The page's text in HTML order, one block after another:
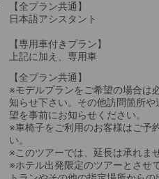
【全プラン共通】
日本語アシスタント
【専用車付きプラン】
上記に加え、専用車
【全プラン共通】
※モデルプランをご希望の場合は
知らせ下さい。その他訪問箇所や
望を事前にお知らせください。
※車椅子をご利用のお客様はご予
い。
※このツアーでは、延長は承れませ
※ホテル出発限定のツアーとさせ